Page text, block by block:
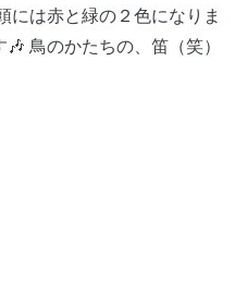
には赤と緑の２色になりま
鳥のかたちの、笛（笑）